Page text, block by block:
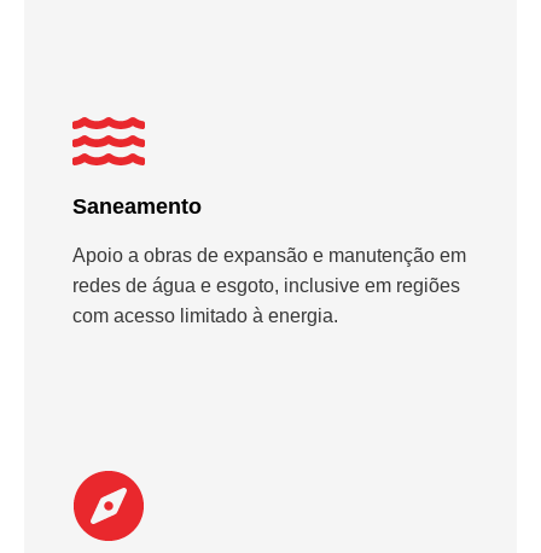
Saneamento
Apoio a obras de expansão e manutenção em
redes de água e esgoto, inclusive em regiões
com acesso limitado à energia.